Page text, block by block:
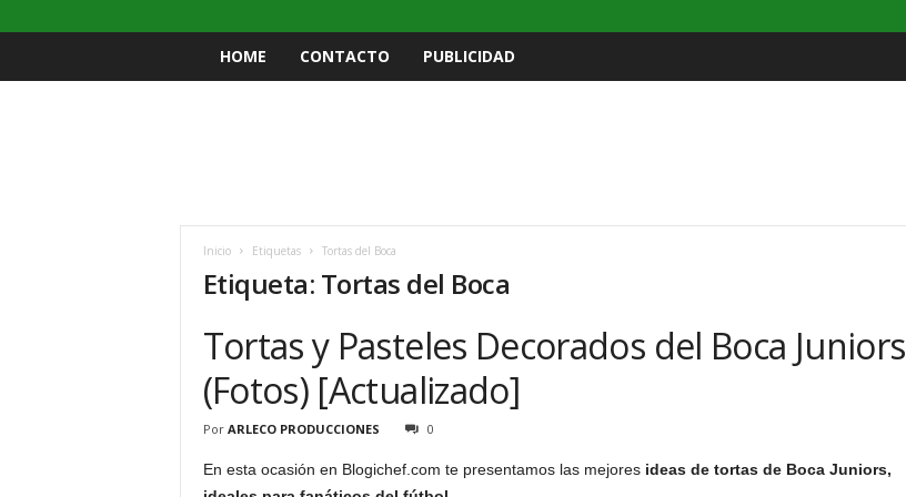
HOME CONTACTO PUBLICIDAD
Inicio Etiquetas Tortas del Boca
Etiqueta: Tortas del Boca
Tortas y Pasteles Decorados del Boca Juniors
(Fotos) [Actualizado]
Por ARLECO PRODUCCIONES 0
En esta ocasión en Blogichef.com te presentamos las mejores ideas de tortas de Boca Juniors,